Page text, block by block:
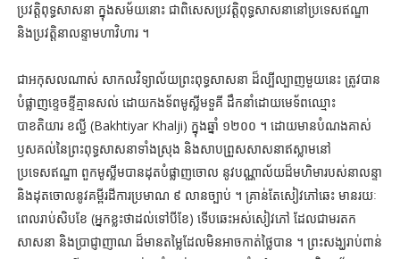
ប្រវត្តិពុទ្ធសាសនា ក្នុងសម័យនោះ ជាពិសេសប្រវត្តិពុទ្ធសាសនានៅប្រទេសឥណ្ឌា
និងប្រវត្តិនាលន្ទាមហាវិហារ ។
ជាអកុសលណាស់ សាកលវិទ្យាល័យព្រះពុទ្ធសាសនា ដ៏ល្បីល្បាញមួយនេះ ត្រូវបាន
បំផ្លាញខ្ទេចខ្ទីគ្មានសល់ ដោយកងទ័ពមូស្លីមទួគី ដឹកនាំដោយមេទ័ពឈ្មោះ
បាខតិយារ ខល្ជី (Bakhtiyar Khalji) ក្នុងឆ្នាំ ១២០០ ។ ដោយមានបំណងគាស់
ឫសគល់នៃព្រះពុទ្ធសាសនាទាំងស្រុង និងសាបព្រួសសាសនាឥស្លាមនៅ
ប្រទេសឥណ្ឌា ពួកមូស្លីមបានដុតបំផ្លាញចោល នូវបណ្ណាល័យដ៏មហិមារបស់នាលន្ទា
និងដុតចោលនូវគម្ពីរដីការប្រមាណ ៩ លានច្បាប់ ។ គ្រាន់តែសៀវភៅឆេះ មានរយៈ
ពេលរាប់សិបខែ (អ្នកខ្លះថាដល់ទៅបីខែ) ទើបឆេះអស់សៀវភៅ ដែលជាមរតក
សាសនា និងប្រាជ្ញាញាណ ដ៏មានតម្លៃដែលមិនអាចកាត់ថ្លៃបាន ។ ព្រះសង្ឃរាប់ពាន់